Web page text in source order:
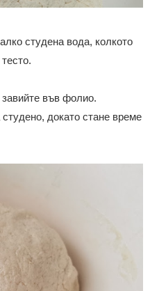
студена вода, колкото
.
завийте във фолио.
докато стане време